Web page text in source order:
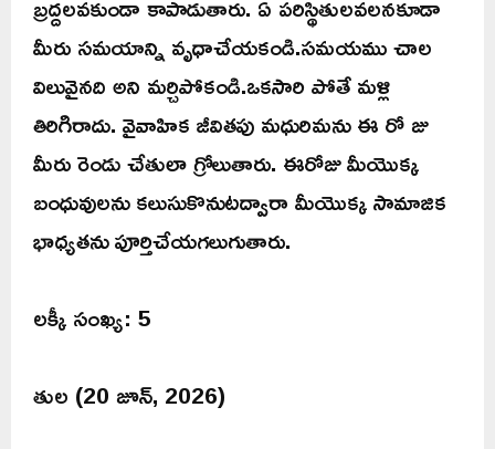
మీరు సమయాన్ని వృధాచేయకండి.సమయము చాల
విలువైనది అని మర్చిపోకండి.ఒకసారి పోతే మళ్లి
తిరిగిరాదు. వైవాహిక జీవితపు మధురిమను ఈ రో జు
మీరు రెండు చేతులా గ్రోలుతారు. ఈరోజు మీయొక్క
బంధువులను కలుసుకొనుటద్వారా మీయొక్క సామాజిక
భాధ్యతను పూర్తిచేయగలుగుతారు.
లక్కీ సంఖ్య: 5
తుల (20 జూన్, 2026)